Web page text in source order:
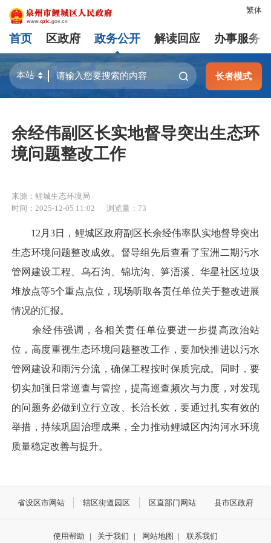
繁体
首页 区政府 政务公开 解读回应 办事服务
长者模式
余经伟副区长实地督导突出生态环
境问题整改工作
来源：鲤城生态环境局
时间：2025-12-05 11:02
浏览量： 73
12月3日，鲤城区政府副区长余经伟率队实地督导突出
生态环境问题整改成效。督导组先后查看了宝洲二期污水
管网建设工程、乌石沟、锦坑沟、笋浯溪、华星社区垃圾
堆放点等5个重点点位，现场听取各责任单位关于整改进展
情况的汇报。
余经伟强调，各相关责任单位要进一步提高政治站
位，高度重视生态环境问题整改工作，要加快推进以污水
管网建设和雨污分流，确保工程按时保质完成。同时，要
切实加强日常巡查与管控，提高巡查频次与力度，对发现
的问题务必做到立行立改、长治长效，要通过扎实有效的
举措，持续巩固治理成果，全力推动鲤城区内沟河水环境
质量稳定改善与提升。
省设区市网站 辖区街道园区 区直部门网站 县市区政府
使用帮助 | 关于我们 | 网站地图 | 联系我们